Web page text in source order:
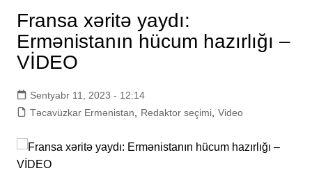
Fransa xəritə yaydı:
Ermənistanın hücum hazırlığı –
VİDEO
Sentyabr 11, 2023 - 12:14
Təcavüzkar Ermənistan
Redaktor seçimi, Video